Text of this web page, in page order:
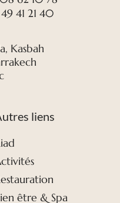
41 21 40
Kasbah
liens
être & Spa